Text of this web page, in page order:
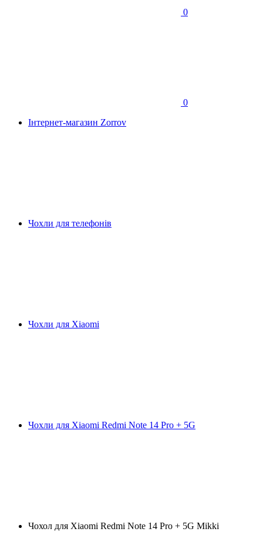
0
0
Інтернет-магазин Zorrov
Чохли для телефонів
Чохли для Xiaomi
Чохли для Xiaomi Redmi Note 14 Pro + 5G
Чохол для Xiaomi Redmi Note 14 Pro + 5G Mikki